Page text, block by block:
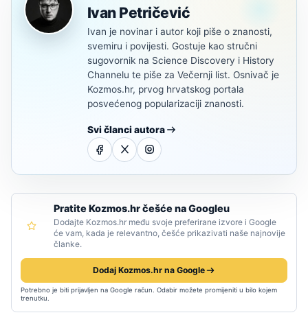
Ivan Petričević
Ivan je novinar i autor koji piše o znanosti,
svemiru i povijesti. Gostuje kao stručni
sugovornik na Science Discovery i History
Channelu te piše za Večernji list. Osnivač je
Kozmos.hr, prvog hrvatskog portala
posvećenog popularizaciji znanosti.
Svi članci autora
Pratite Kozmos.hr češće na Googleu
Dodajte Kozmos.hr među svoje preferirane izvore i Google
će vam, kada je relevantno, češće prikazivati naše najnovije
članke.
Dodaj Kozmos.hr na Google
Potrebno je biti prijavljen na Google račun. Odabir možete promijeniti u bilo kojem
trenutku.